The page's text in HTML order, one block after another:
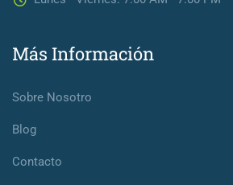
Más Información
Sobre Nosotro
Blog
Contacto